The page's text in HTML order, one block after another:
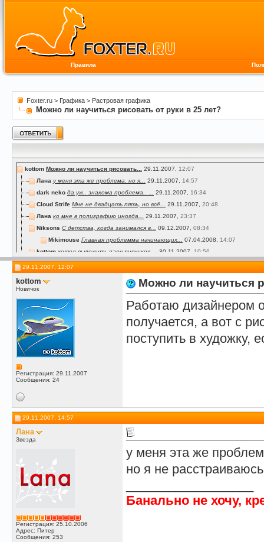
Правила
Foxter.ru > Графика > Растровая графика
Можно ли научиться рисовать от руки в 25 лет?
kottom Можно ли научиться рисовать... 29.11.2007, 12:07
Лана у меня эта же проблема. но я... 29.11.2007, 14:57
dark neko да уж.. знакома проблема.. ... 29.11.2007, 16:34
Cloud Strife Мне не двадцать пять, но всё... 29.11.2007, 20:48
Лана ко мне в полиграфию иногда... 29.11.2007, 23:37
Niksons С детства, когда занимался в... 09.12.2007, 08:34
Mikimouse Главная проблемма начинающих... 07.04.2008, 14:07
kottom хотел выложить пару рисунков,... 30.11.2007, 10:56
Nikuloki kottom Базовые навыки можно...24.04.2008,14:32
cna Думаю, реально. Учусь...01.06.2011,12:43
DENTNT
с момента создания темы...01.06.2011,19:50
29.11.2007, 12:07
kottom
Новичок
Регистрация: 29.11.2007
Сообщения: 24
Можно ли научиться
Работаю дизайнером
получается, а вот с
поступить в художку,
29.11.2007, 14:57
Лана
Звезда
Регистрация: 25.10.2006
Адрес: Питер
Сообщения: 253
у меня эта же
но я не
Банально не хочу,